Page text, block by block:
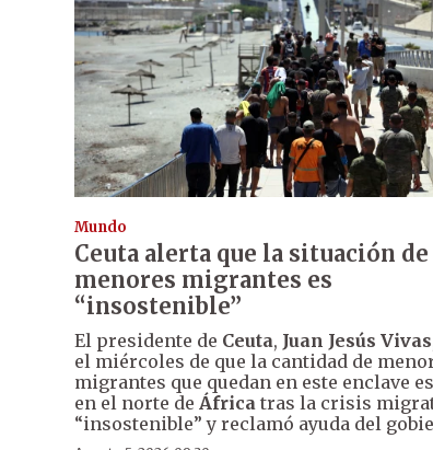
Mundo
Ceuta alerta que la situación
menores migrantes es
“insostenible”
El presidente de Ceuta, Juan Jesús Vivas
el miércoles de que la cantidad de
migrantes que quedan en este enclave
en el norte de África tras la crisis
“insostenible” y reclamó ayuda del